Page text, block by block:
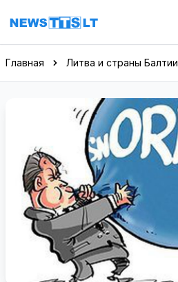
Перейти к содержимому
Главная Литва и страны Балтии